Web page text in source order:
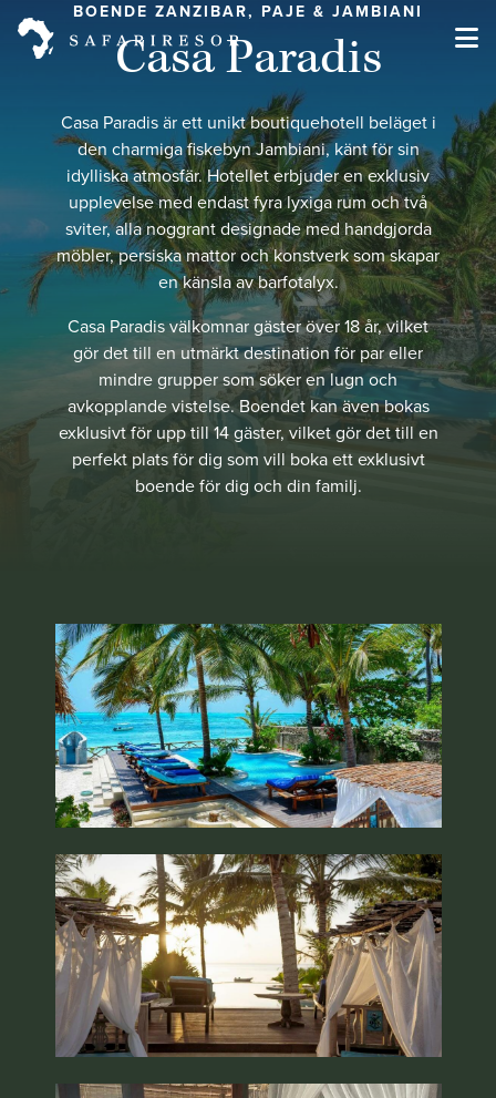
BOENDE ZANZIBAR, PAJE & JAMBIANI
Casa Paradis
Casa Paradis är ett unikt boutiquehotell beläget i
den charmiga fiskebyn Jambiani, känt för sin
idylliska atmosfär. Hotellet erbjuder en exklusiv
upplevelse med endast fyra lyxiga rum och två
sviter, alla noggrant designade med handgjorda
möbler, persiska mattor och konstverk som skapar
en känsla av barfotalyx.
Casa Paradis välkomnar gäster över 18 år, vilket
gör det till en utmärkt destination för par eller
mindre grupper som söker en lugn och
avkopplande vistelse. Boendet kan även bokas
exklusivt för upp till 14 gäster, vilket gör det till en
perfekt plats för dig som vill boka ett exklusivt
boende för dig och din familj.